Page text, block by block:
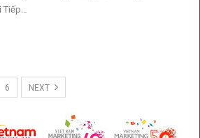
Tiếp…
6 NEXT